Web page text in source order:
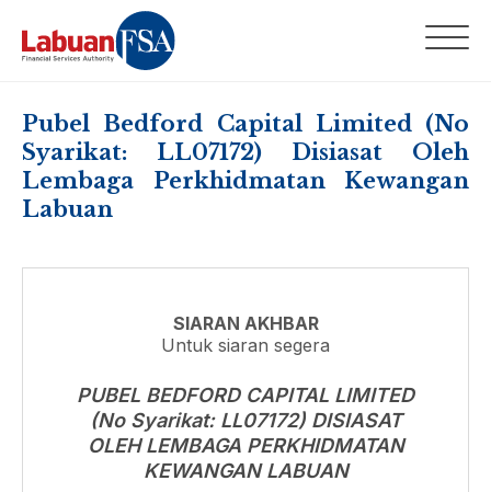
Pubel Bedford Capital Limited (No
Syarikat: LL07172) Disiasat Oleh
Lembaga Perkhidmatan Kewangan
Labuan
SIARAN AKHBAR
Untuk siaran segera
PUBEL BEDFORD CAPITAL LIMITED
(No Syarikat: LL07172) DISIASAT
OLEH LEMBAGA PERKHIDMATAN
KEWANGAN LABUAN